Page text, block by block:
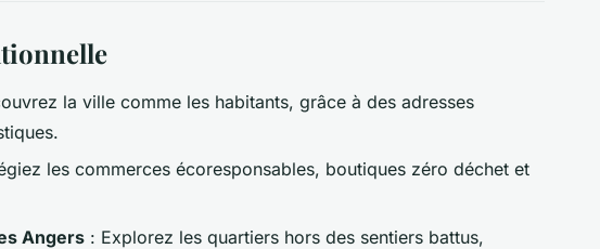
la ville comme les habitants, grâce à des adresses
les commerces écoresponsables, boutiques zéro déchet et
Angers : Explorez les quartiers hors des sentiers battus,